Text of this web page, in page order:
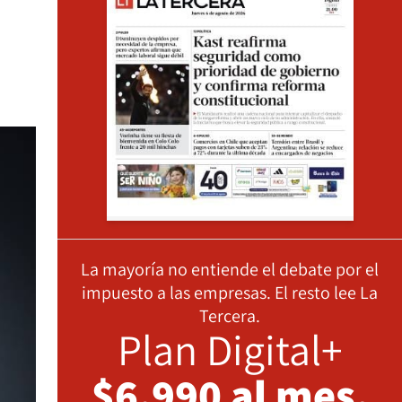
La mayoría no entiende el debate por el
impuesto a las empresas. El resto lee La
Tercera.
Plan Digital+